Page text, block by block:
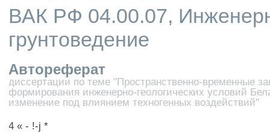
ВАК РФ 04.00.07,
грунтоведение
Автореферат
диссертации по теме "Пространственно-временные
формирования инженерно-геологических условий
изменение под влиянием техногенных воздействий"
4 « - !-j *